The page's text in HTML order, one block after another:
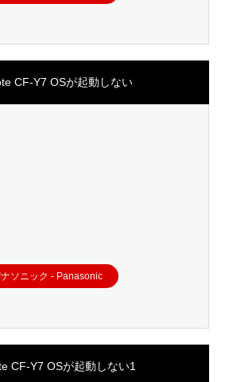
CF-Y7 OSが起動しない
ソニック - Panasonic
CF-Y7 OSが起動しない1